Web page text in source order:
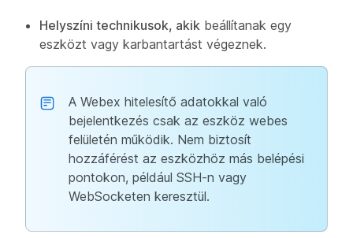
Helyszíni technikusok, akik beállítanak egy
eszközt vagy karbantartást végeznek.
A Webex hitelesítő adatokkal való
bejelentkezés csak az eszköz webes
felületén működik. Nem biztosít
hozzáférést az eszközhöz más belépési
pontokon, például SSH-n vagy
WebSocketen keresztül.